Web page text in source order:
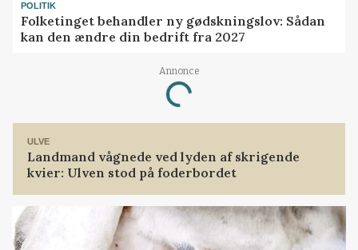
POLITIK
Folketinget behandler ny gødskningslov: Sådan
kan den ændre din bedrift fra 2027
Annonce
Loading...
ULVE
Landmand vågnede ved lyden af skrigende
kvier: Ulven stod på foderbordet